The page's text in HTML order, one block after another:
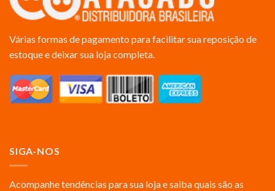
Várias formas de pagamento para facilitar sua reposição de
estoque e deixar sua loja completa.
SIGA-NOS
Acompanhe tendências para sua loja e saiba quais são as